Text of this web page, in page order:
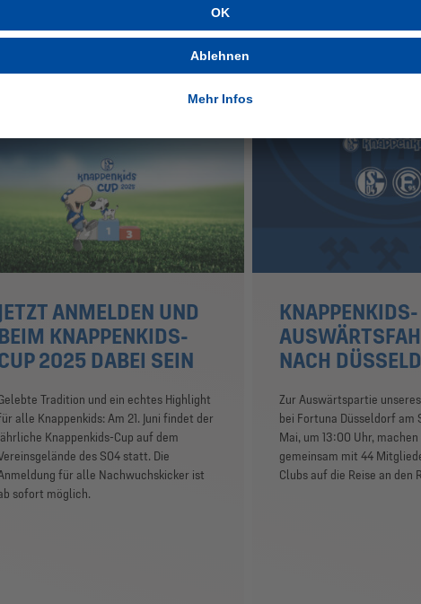
INTERESSIEREN
JETZT ANMELDEN UND
KNAPPENKIDS-
2025 DABEI SEIN
Tradition und ein echtes Highlight
alle Knappenkids: Am 21. Juni findet der
Knappenkids-Cup auf dem
des S04 statt. Die
für alle Nachwuchskicker ist
sofort möglich.
KNAPPENKIDS-
NACH
Zur Auswärtspartie
bei Fortuna Düsseldorf am
Mai, um 13:00 Uhr,
gemeinsam mit 44
Clubs auf die Reise an den